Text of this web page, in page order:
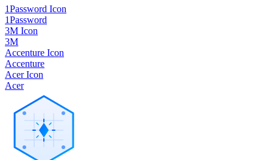
1Password Icon
1Password
3M Icon
3M
Accenture Icon
Accenture
Acer Icon
Acer